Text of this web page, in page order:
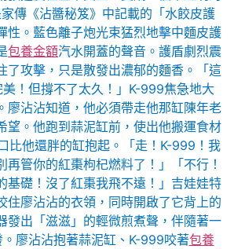
傳《沾醬秘笈》中記載的「水餃皮護
性。藍色離子炮光束猛烈地擊中麵皮護
包養金額汽水開蓋的聲音。護盾劇烈震
了攻擊，只是散發出濃郁的麵香。「這
！但撐不了太久！」K-999焦急地大
廖沾沾知道，他必須帶走他那缸陳年老
望。他跑到蒜泥缸前，使出他搬運食材
比他還胖的缸抱起。「走！K-999！我
再管你的紅棗枸杞燃料了！」「不行！
基礎！沒了紅棗我飛不遠！」吉娃娃特
住廖沾沾的衣領，同時開啟了它背上的
發出「滋滋」的輕微煎煮聲，伴隨著一
廖沾沾抱著蒜泥缸、K-999咬著包養